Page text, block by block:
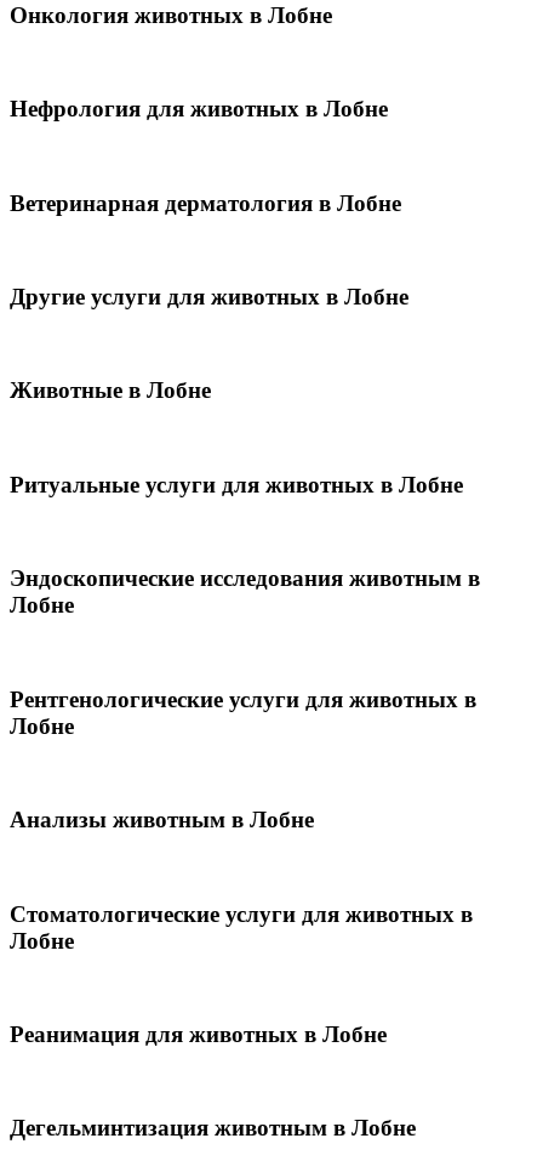
Онкология животных в Лобне
Нефрология для животных в Лобне
Ветеринарная дерматология в Лобне
Другие услуги для животных в Лобне
Животные в Лобне
Ритуальные услуги для животных в Лобне
Эндоскопические исследования животным в
Лобне
Рентгенологические услуги для животных в
Лобне
Анализы животным в Лобне
Стоматологические услуги для животных в
Лобне
Реанимация для животных в Лобне
Дегельминтизация животным в Лобне